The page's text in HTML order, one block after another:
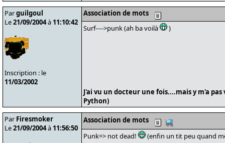
Parguilgoul
Le21/09/2004à 11:10:42
Inscription : le
11/03/2002
Association de mots
Surf---->punk (ah ba voilà
)
J'ai vu un docteur une fois....mais y m'a
Python)
Par Firesmoker
Le21/09/2004à 11:56:50
Association de mots
Punk=> not dead!
(enfin un tit peu quand